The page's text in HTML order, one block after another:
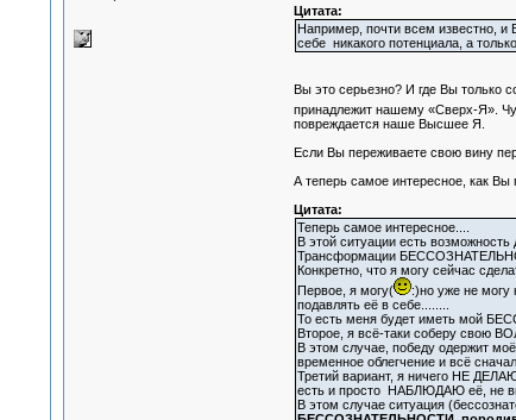
Цитата:
Например, почти всем известно, и
себе никакого потенциала, а
Вы это серьезно? И где Вы только
принадлежит нашему «Сверх-Я».
повреждается наше Высшее Я.
Если Вы переживаете свою вину
А теперь самое интересное, как Вы
Цитата:
Теперь самое интересное....
В этой ситуации есть возможность
Трансформации
Конкретно, что я могу сейчас
Первое, я могу(
:)но уже не могу
подавлять её в себе........
То есть меня будет иметь мой
Второе, я всё-таки соберу свою
В этом случае, победу одержит
временное облегчение и всё
Третий вариант, я ничего НЕ
есть и просто НАБЛЮДАЮ её, не
В этом случае ситуация